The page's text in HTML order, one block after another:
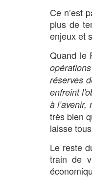
Ce n’est
plus de
enjeux et
Quand le
réserves
enfreint
à
très bien
laisse
Le reste
train de